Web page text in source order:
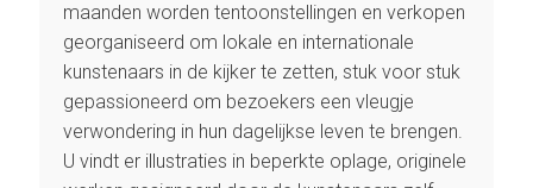
maanden worden tentoonstellingen en verkopen
georganiseerd om lokale en internationale
kunstenaars in de kijker te zetten, stuk voor stuk
gepassioneerd om bezoekers een vleugje
verwondering in hun dagelijkse leven te brengen.
U vindt er illustraties in beperkte oplage, originele